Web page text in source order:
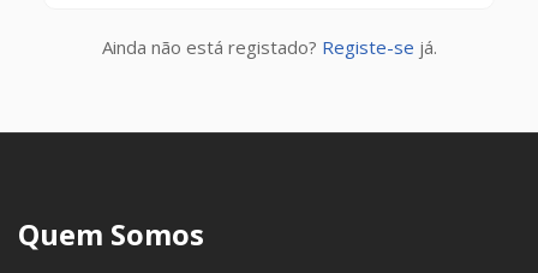
Ainda não está registado? Registe-se já.
Quem Somos